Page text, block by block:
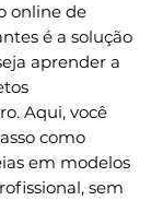
online de
é a solução
aprender a
Aqui, você
como
em modelos
sem